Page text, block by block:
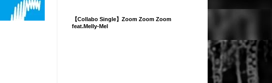
【Collabo Single】Zoom Zoom Zoom
feat.Melly-Mel